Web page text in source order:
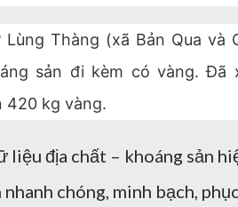
Thàng (xã Bản Qua và
sản đi kèm có vàng. Đã
420 kg vàng.
liệu địa chất – khoáng sản
chóng, minh bạch,